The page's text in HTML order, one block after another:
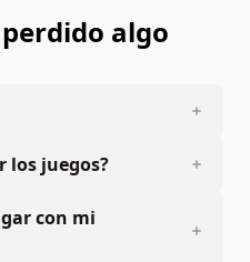
algo
los juegos?
con mi